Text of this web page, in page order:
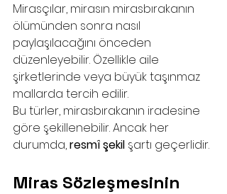
Mirasçılar, mirasın mirasbırakanın
ölümünden sonra nasıl
paylaşılacağını önceden
düzenleyebilir. Özellikle aile
şirketlerinde veya büyük taşınmaz
mallarda tercih edilir.
Bu türler, mirasbırakanın iradesine
göre şekillenebilir. Ancak her
durumda, resmî şekil şartı geçerlidir.
Miras Sözleşmesinin